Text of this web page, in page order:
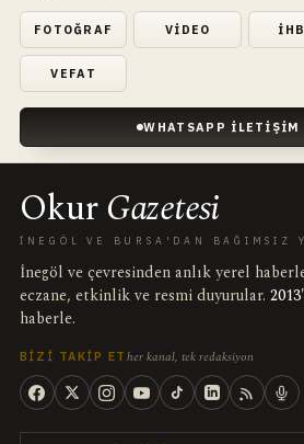
FOTOĞRAF VIDEO
VEFAT
WHATSAPP İLETIŞIM
OkurGazetesi
İNEGÖL VE BURSA'DAN BAĞIMSIZ
İnegöl ve çevresinden anlık yerel
eczane, etkinlik ve resmi duyurular.
haberle.
BIZI TAKIP ET her kanal, tek redaksiyon